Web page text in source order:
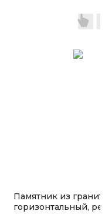
Памятник из гранита
горизонтальный,